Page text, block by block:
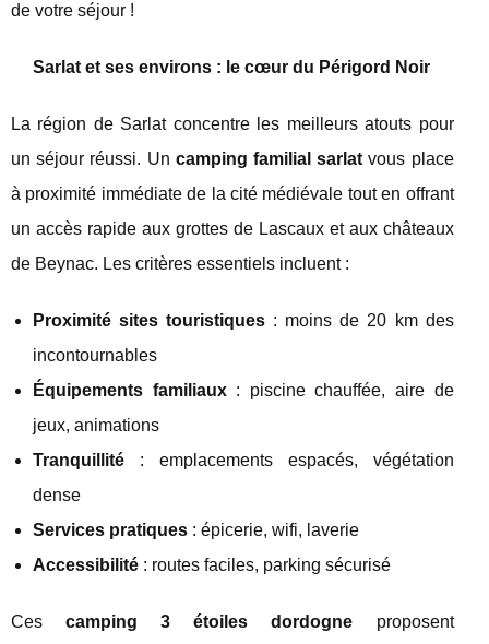
de votre séjour !
Sarlat et ses environs : le cœur du Périgord Noir
La région de Sarlat concentre les meilleurs atouts pour
un séjour réussi. Un camping familial sarlat vous place
à proximité immédiate de la cité médiévale tout en offrant
un accès rapide aux grottes de Lascaux et aux châteaux
de Beynac. Les critères essentiels incluent :
Proximité sites touristiques : moins de 20 km des
incontournables
Équipements familiaux: piscine chauffée, aire de
jeux, animations
Tranquillité : emplacements espacés, végétation
dense
Services pratiques : épicerie, wifi, laverie
Accessibilité : routes faciles, parking sécurisé
Cescamping 3 étoiles dordogne proposent